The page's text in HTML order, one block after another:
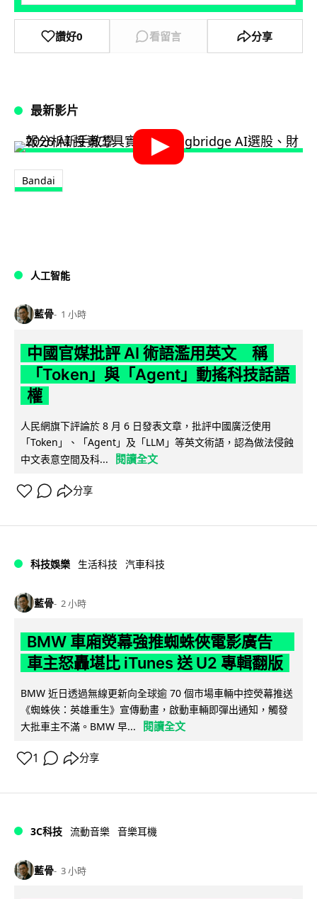
讚好0 看留言 分享
最新影片
Bandai
人工智能
藍骨 1 小時
中國官媒批評 AI 術語濫用英文 稱
「Token」與「Agent」動搖科技話語
權
人民網旗下評論於 8 月 6 日發表文章，批評中國廣泛使用
「Token」、「Agent」及「LLM」等英文術語，認為做法侵蝕
中文表意空間及科...
閱讀全文
分享
科技娛樂 生活科技 汽車科技
藍骨 2 小時
BMW 車廂熒幕強推蜘蛛俠電影廣告
車主怒轟堪比 iTunes 送 U2 專輯翻版
BMW 近日透過無線更新向全球逾 70 個市場車輛中控熒幕推送
《蜘蛛俠：英雄重生》宣傳動畫，啟動車輛即彈出通知，觸發
大批車主不滿。BMW 早...
閱讀全文
1 分享
3C科技 流動音樂 音樂耳機
藍骨 3 小時